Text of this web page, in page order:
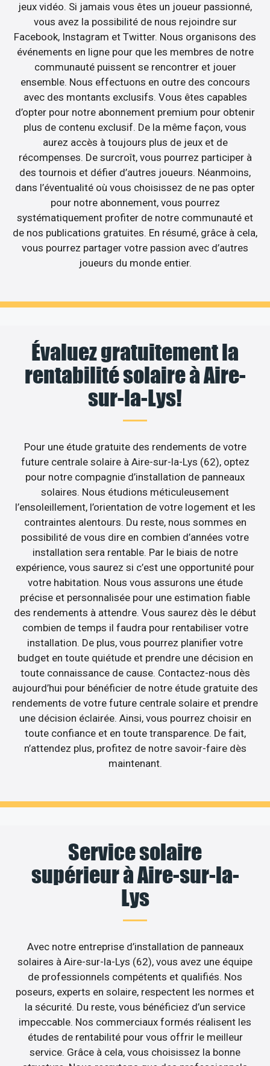
jeux vidéo. Si jamais vous êtes un joueur passionné,
vous avez la possibilité de nous rejoindre sur
Facebook, Instagram et Twitter. Nous organisons des
événements en ligne pour que les membres de notre
communauté puissent se rencontrer et jouer
ensemble. Nous effectuons en outre des concours
avec des montants exclusifs. Vous êtes capables
d’opter pour notre abonnement premium pour obtenir
plus de contenu exclusif. De la même façon, vous
aurez accès à toujours plus de jeux et de
récompenses. De surcroît, vous pourrez participer à
des tournois et défier d’autres joueurs. Néanmoins,
dans l’éventualité où vous choisissez de ne pas opter
pour notre abonnement, vous pourrez
systématiquement profiter de notre communauté et
de nos publications gratuites. En résumé, grâce à cela,
vous pourrez partager votre passion avec d’autres
joueurs du monde entier.
Évaluez gratuitement la
rentabilité solaire à Aire-
sur-la-Lys!
Pour une étude gratuite des rendements de votre
future centrale solaire à Aire-sur-la-Lys (62), optez
pour notre compagnie d’installation de panneaux
solaires. Nous étudions méticuleusement
l’ensoleillement, l’orientation de votre logement et les
contraintes alentours. Du reste, nous sommes en
possibilité de vous dire en combien d’années votre
installation sera rentable. Par le biais de notre
expérience, vous saurez si c’est une opportunité pour
votre habitation. Nous vous assurons une étude
précise et personnalisée pour une estimation fiable
des rendements à attendre. Vous saurez dès le début
combien de temps il faudra pour rentabiliser votre
installation. De plus, vous pourrez planifier votre
budget en toute quiétude et prendre une décision en
toute connaissance de cause. Contactez-nous dès
aujourd’hui pour bénéficier de notre étude gratuite des
rendements de votre future centrale solaire et prendre
une décision éclairée. Ainsi, vous pourrez choisir en
toute confiance et en toute transparence. De fait,
n’attendez plus, profitez de notre savoir-faire dès
maintenant.
Service solaire
supérieur à Aire-sur-la-
Lys
Avec notre entreprise d’installation de panneaux
solaires à Aire-sur-la-Lys (62), vous avez une équipe
de professionnels compétents et qualifiés. Nos
poseurs, experts en solaire, respectent les normes et
la sécurité. Du reste, vous bénéficiez d’un service
impeccable. Nos commerciaux formés réalisent les
études de rentabilité pour vous offrir le meilleur
service. Grâce à cela, vous choisissez la bonne